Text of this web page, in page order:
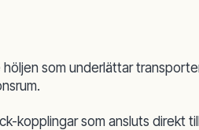
som underlättar
kopplingar som ansluts